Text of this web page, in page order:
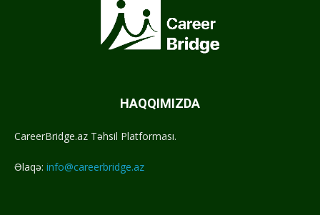
HAQQIMIZDA
CareerBridge.az Təhsil Platforması.
Əlaqə: info@careerbridge.az